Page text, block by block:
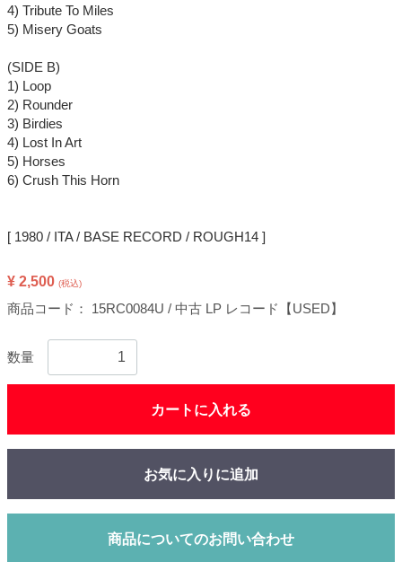
4) Tribute To Miles
5) Misery Goats
(SIDE B)
1) Loop
2) Rounder
3) Birdies
4) Lost In Art
5) Horses
6) Crush This Horn
[ 1980 / ITA / BASE RECORD / ROUGH14 ]
¥ 2,500 (税込)
商品コード： 15RC0084U / 中古 LP レコード【USED】
数量
カートに入れる
お気に入りに追加
商品についてのお問い合わせ